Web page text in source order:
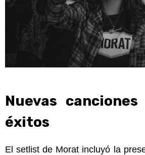
Nuevas
éxitos
El setlist de Morat incluyó la